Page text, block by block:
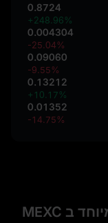
0.8724
+248.96%
0.004304
-25.04%
0.09060
-9.55%
0.13212
+10.17%
0.01352
-14.75%